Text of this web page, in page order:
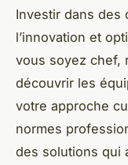
Investir dans des
l’innovation et
vous soyez chef,
découvrir les
votre approche
normes
des solutions qui